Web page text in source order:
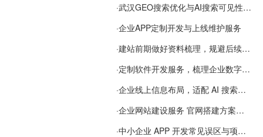
·武汉GEO搜索优化与AI搜索可见性服务
·企业APP定制开发与上线维护服务
·建站前期做好资料梳理，规避后续各类使用难题
·定制软件开发服务，梳理企业数字化落地常见难点
·企业线上信息布局，适配 AI 搜索需要留意这些要点
·企业网站建设服务 官网搭建方案经验分享
·中小企业 APP 开发常见误区与项目规划实用经验